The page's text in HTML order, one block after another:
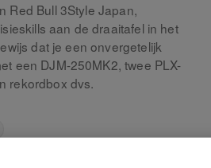
Red Bull 3Style Japan,
aan de draaitafel in het
dat je een onvergetelijk
een DJM-250MK2, twee PLX-
rekordbox dvs.